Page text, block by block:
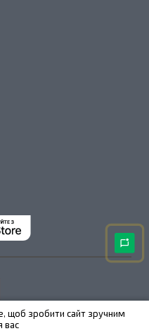
щоб зробити сайт зручним
вас